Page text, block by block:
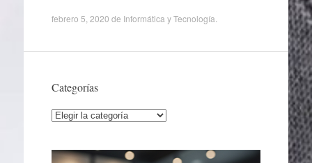
febrero 5, 2020 de Informática y Tecnología
Categorías
Categorías